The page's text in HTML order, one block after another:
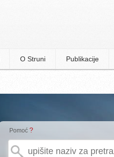
O Struni Publikacije
Pomoć ?